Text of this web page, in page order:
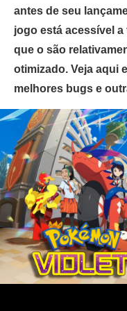
antes de seu
jogo está acessível
que o são
otimizado. Veja aqui
melhores bugs e